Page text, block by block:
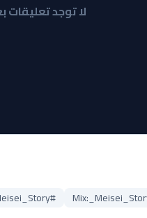
لا توجد
#Mix:_Meisei_Story_مترجم